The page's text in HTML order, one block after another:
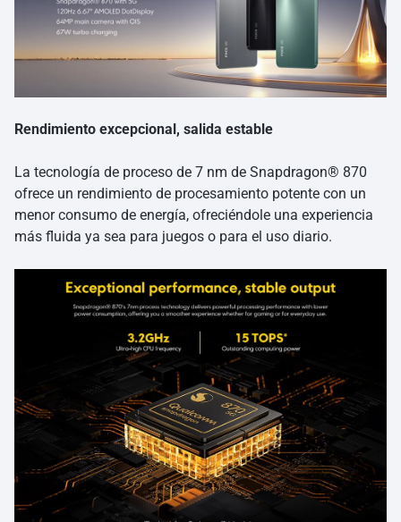
Rendimiento excepcional, salida estable
La tecnología de proceso de 7 nm de Snapdragon® 870
ofrece un rendimiento de procesamiento potente con un
menor consumo de energía, ofreciéndole una experiencia
más fluida ya sea para juegos o para el uso diario.